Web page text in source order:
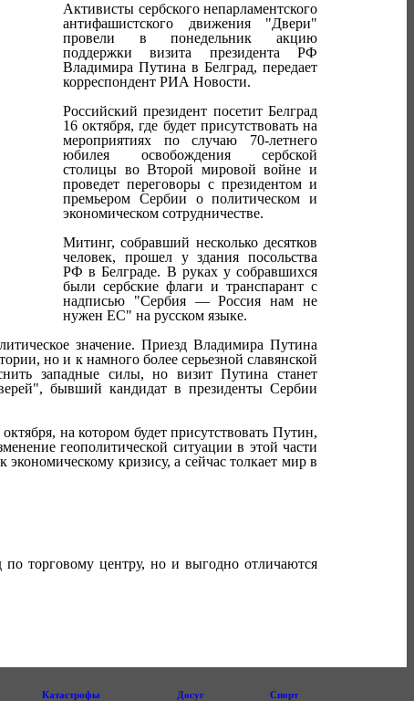
Активисты сербского непарламентского
антифашистского движения "Двери"
провели в понедельник акцию
поддержки визита президента РФ
Владимира Путина в Белград, передает
корреспондент РИА Новости.
Российский президент посетит Белград
16 октября, где будет присутствовать на
мероприятиях по случаю 70-летнего
юбилея освобождения сербской
столицы во Второй мировой войне и
проведет переговоры с президентом и
премьером Сербии о политическом и
экономическом сотрудничестве.
Митинг, собравший несколько десятков
человек, прошел у здания посольства
РФ в Белграде. В руках у собравшихся
были сербские флаги и транспарант с
надписью "Сербия — Россия нам не
нужен ЕС" на русском языке.
значение. Приезд Владимира Путина
но и к намного более серьезной славянской
западные силы, но визит Путина станет
бывший кандидат в президенты Сербии
на котором будет присутствовать Путин,
геополитической ситуации в этой части
кризису, а сейчас толкает мир в
торговому центру, но и выгодно отличаются
Катастрофы Досуг Спорт